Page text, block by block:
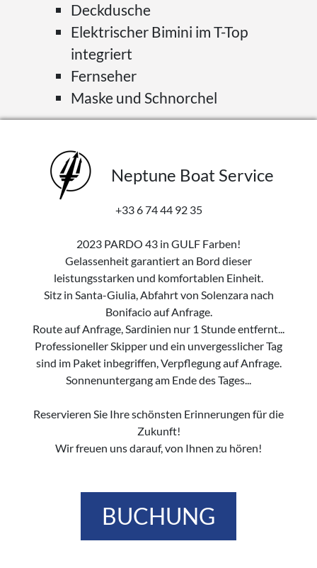
Deckdusche
Elektrischer Bimini im T-Top
integriert
Fernseher
Maske und Schnorchel
Neptune Boat Service
+33 6 74 44 92 35
2023 PARDO 43 in GULF Farben!
Gelassenheit garantiert an Bord dieser
leistungsstarken und komfortablen Einheit.
Sitz in Santa-Giulia, Abfahrt von Solenzara nach
Bonifacio auf Anfrage.
Route auf Anfrage, Sardinien nur 1 Stunde entfernt...
Professioneller Skipper und ein unvergesslicher Tag
sind im Paket inbegriffen, Verpflegung auf Anfrage.
Sonnenuntergang am Ende des Tages...
Reservieren Sie Ihre schönsten Erinnerungen für die
Zukunft!
Wir freuen uns darauf, von Ihnen zu hören!
BUCHUNG